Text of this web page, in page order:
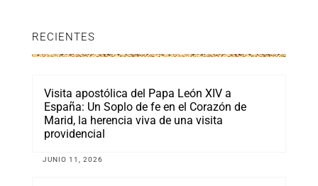
RECIENTES
Visita apostólica del Papa León XIV a
España: Un Soplo de fe en el Corazón de
Marid, la herencia viva de una visita
providencial
JUNIO 11, 2026